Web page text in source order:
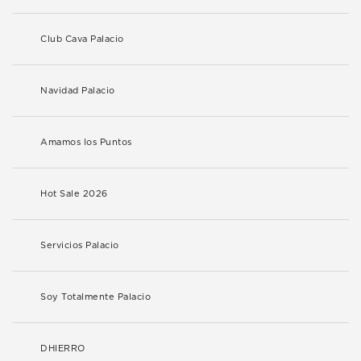
Club Cava Palacio
Navidad Palacio
Amamos los Puntos
Hot Sale 2026
Servicios Palacio
Soy Totalmente Palacio
DHIERRO